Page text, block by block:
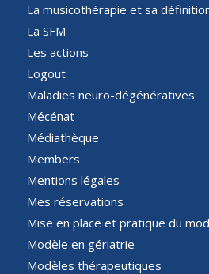
La musicothérapie et sa
La SFM
Les actions
Logout
Maladies neuro-dégénératives
Mécénat
Médiathèque
Members
Mentions légales
Mes réservations
Mise en place et pratique du
Modèle en gériatrie
Modèles thérapeutiques